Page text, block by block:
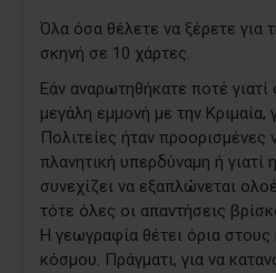
Όλα όσα θέλετε να ξέρετε για
σκηνή σε 10 χάρτες.
Εάν αναρωτηθήκατε ποτέ
μεγάλη εμμονή με την Κριμαία,
Πολιτείες ήταν προορισμένες
πλανητική υπερδύναμη ή γιατί
συνεχίζει να εξαπλώνεται
τότε όλες οι απαντήσεις
Η γεωγραφία θέτει όρια
κόσμου. Πράγματι, για να